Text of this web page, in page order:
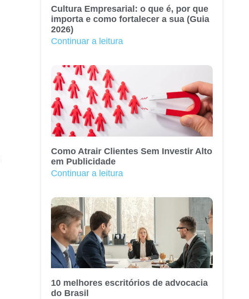
Cultura Empresarial: o que é, por que
importa e como fortalecer a sua (Guia
2026)
Continuar a leitura
Como Atrair Clientes Sem Investir Alto
em Publicidade
Continuar a leitura
10 melhores escritórios de advocacia
do Brasil